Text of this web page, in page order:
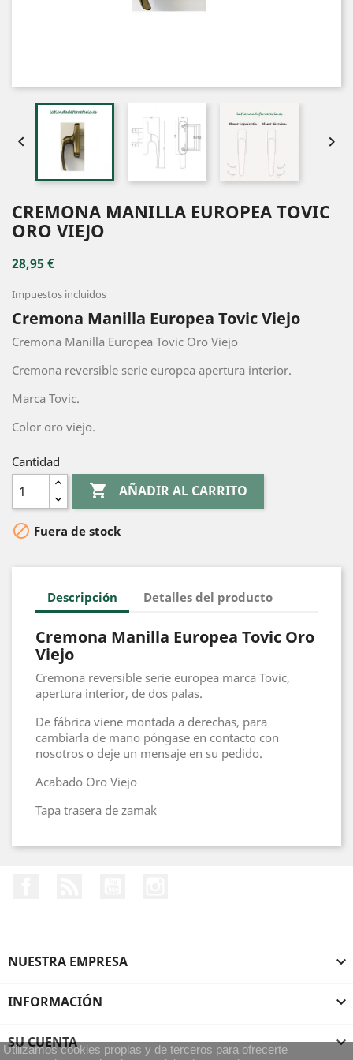
 
CREMONA MANILLA EUROPEA TOVIC
ORO VIEJO
28,95 €
Impuestos incluidos
Cremona Manilla Europea Tovic Viejo
Cremona Manilla Europea Tovic Oro Viejo
Cremona reversible serie europea apertura interior.
Marca Tovic.
Color oro viejo.
Cantidad
 AÑADIR AL CARRITO
 Fuera de stock
Descripción Detalles del producto
Cremona Manilla Europea Tovic Oro
Viejo
Cremona reversible serie europea marca Tovic,
apertura interior, de dos palas.
De fábrica viene montada a derechas, para
cambiarla de mano póngase en contacto con
nosotros o deje un mensaje en su pedido.
Acabado Oro Viejo
Tapa trasera de zamak
NUESTRA EMPRESA 
INFORMACIÓN 
SU CUENTA 
Utilizamos cookies propias y de terceros para ofrecerte